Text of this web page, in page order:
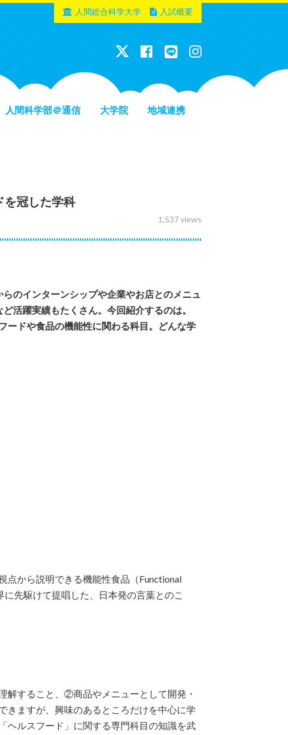
人間科学部＠通信 大学院
地域連携
人間総合科学大学 入試概要
を冠した学科
1,537 views
のインターンシップや企業やお店とのメニュ
活躍実績もたくさん。今回紹介するのは。
ードや食品の機能性に関わる科目。どんな学
点から説明できる機能性食品（Functional
先駆けて提唱した、日本発の言葉とのこ
解すること、②商品やメニューとして開発・
ますが、興味のあるところだけを中心に学
ヘルスフード」に関する専門科目の知識を武